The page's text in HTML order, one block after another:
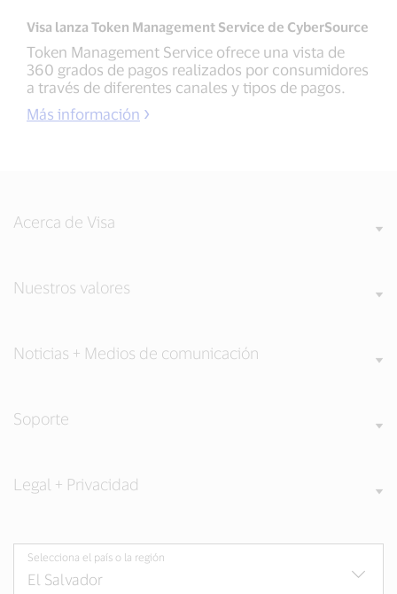
Visa lanza Token Management Service de CyberSource
Token Management Service ofrece una vista de
360 grados de pagos realizados por consumidores
a través de diferentes canales y tipos de pagos.
Más información
Acerca de Visa
Nuestros valores
Noticias + Medios de comunicación
Soporte
Legal + Privacidad
Selecciona el país o la región